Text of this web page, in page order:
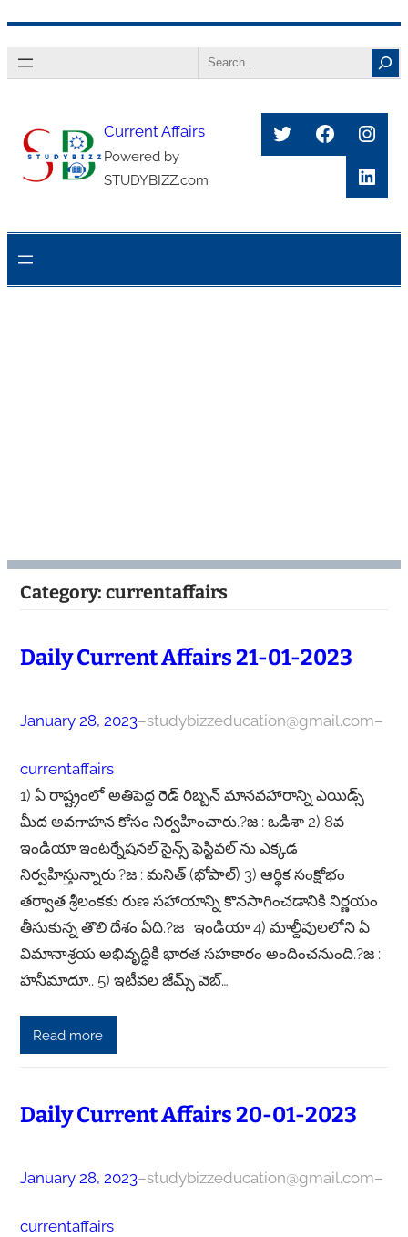
to
Search
Current Affairs
Powered by
STUDYBIZZ.com
Twitter
Category: currentaffairs
Daily Current Affairs 21-01-2023
January 28, 2023–studybizzeducation@gmail.com–
currentaffairs
1) ఏ రాష్ట్రంలో అతిపెద్ద రెడ్ రిబ్బన్ మానవహారాన్ని ఎయిడ్స్
మీద అవగాహన కోసం నిర్వహించారు.?జ : ఒడిశా 2) 8వ
ఇండియా ఇంటర్నేషనల్ సైన్స్ ఫెస్టివల్ ను ఎక్కడ
నిర్వహిస్తున్నారు.?జ : మనిత్ (భోపాల్) 3) ఆర్థిక సంక్షోభం
తర్వాత శ్రీలంకకు రుణ సహాయాన్ని కొనసాగించడానికి నిర్ణయం
తీసుకున్న తొలి దేశం ఏది.?జ : ఇండియా 4) మాల్దీవులలోని ఏ
విమానాశ్రయ అభివృద్ధికి భారత సహకారం అందించనుంది.?జ :
హనీమాదూ.. 5) ఇటీవల జేమ్స్ వెబ్…
Read more
Daily Current Affairs 20-01-2023
January 28, 2023–studybizzeducation@gmail.com–
currentaffairs